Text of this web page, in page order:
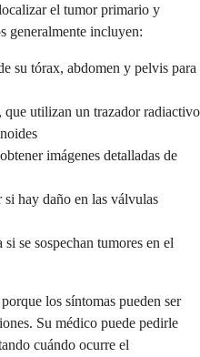
el tumor primario y
generalmente incluyen:
su tórax, abdomen y pelvis para
utilizan un trazador radiactivo
imágenes detalladas de
hay daño en las válvulas
se sospechan tumores en el
los síntomas pueden ser
Su médico puede pedirle
cuándo ocurre el